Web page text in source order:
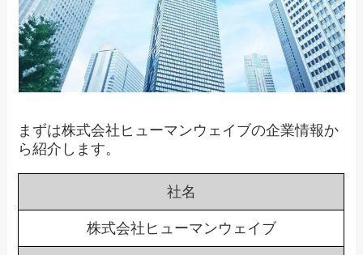
まずは株式会社ヒューマンウェイブの企業情報か
ら紹介します。
社名
株式会社ヒューマンウェイブ